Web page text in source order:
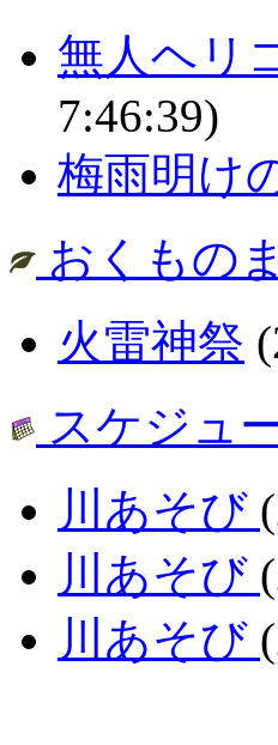
無人ヘリ
7:46:39)
梅雨明け
おくもの
火雷神祭
スケジュ
川あそび
川あそび
川あそび